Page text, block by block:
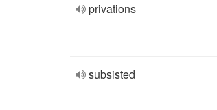
privations
subsisted